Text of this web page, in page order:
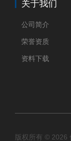
关于我们
公司简介
荣誉资质
资料下载
版权所有 © 2026